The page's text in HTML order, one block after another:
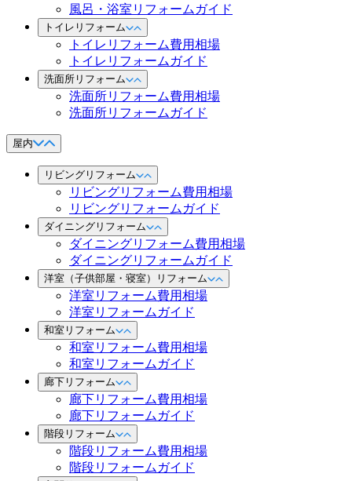
風呂・浴室リフォームガイド
トイレリフォーム
トイレリフォーム費用相場
トイレリフォームガイド
洗面所リフォーム
洗面所リフォーム費用相場
洗面所リフォームガイド
屋内
リビングリフォーム
リビングリフォーム費用相場
リビングリフォームガイド
ダイニングリフォーム
ダイニングリフォーム費用相場
ダイニングリフォームガイド
洋室（子供部屋・寝室）リフォーム
洋室リフォーム費用相場
洋室リフォームガイド
和室リフォーム
和室リフォーム費用相場
和室リフォームガイド
廊下リフォーム
廊下リフォーム費用相場
廊下リフォームガイド
階段リフォーム
階段リフォーム費用相場
階段リフォームガイド